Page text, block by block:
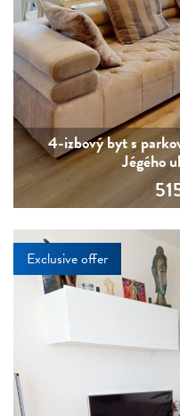
4-izbový byt s
Jégého
Exclusive offer